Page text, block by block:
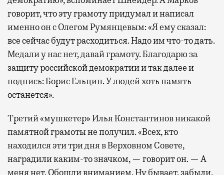
говорит, что эту грамоту придумал и написал
именно он с Олегом Румянцевым: «Я ему сказал:
все сейчас будут расходиться. Надо им что-то дать.
Медали у нас нет, давай грамоту. Благодарю за
защиту российской демократии и так далее и
подпись: Борис Ельцин. У людей хоть память
останется».
Третий «мушкетер» Илья Константинов никакой
памятной грамоты не получил. «Всех, кто
находился эти три дня в Верховном Совете,
наградили каким-то значком, — говорит он. — А
меня нет. Обошли вниманием. Ну бывает, забыли.